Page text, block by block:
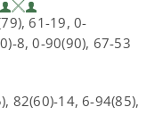
61-19, 0-
8, 0-90(90), 67-53
82(60)-14, 6-94(85),